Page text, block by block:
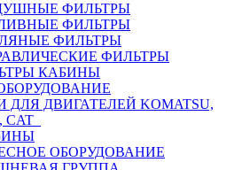
ФИЛЬТРЫ
ФИЛЬТРЫ
ФИЛЬТРЫ
ФИЛЬТРЫ
КАБИНЫ
ДЛЯ ДВИГАТЕЛЕЙ KOMATSU,
CAT
ОБОРУДОВАНИЕ